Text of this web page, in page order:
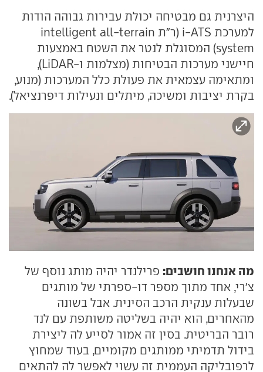
היצרנית גם מבטיחה יכולת עבירות גבוהה הודות
למערכת i-ATS (ר"ת intelligent all-terrain
system) המסוגלת לנטר את השטח באמצעות
חיישני מערכות הבטיחות (מצלמות ו-LiDAR),
ומתאימה עצמאית את פעולת כלל המערכות (מנוע,
בקרת יציבות ומשיכה, מיתלים ונעילות דיפרנציאל).
מה אנחנו חושבים: פרילנדר יהיה מותג נוסף של
צ'רי, אחד מתוך מספר דו-ספרתי של מותגים
שבעלות ענקית הרכב הסינית. אבל בשונה
מהאחרים, הוא יהיה בשליטה משותפת עם לנד
רובר הבריטית. בסין זה אמור לסייע לה ליצירת
בידול תדמיתי ממותגים מקומיים, בעוד שמחוץ
לרפובליקה העממית זה עשוי לאפשר לה להתאים